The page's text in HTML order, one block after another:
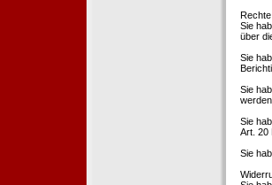
Sie
über
Sie
Sie
Sie
Art. 20
Sie